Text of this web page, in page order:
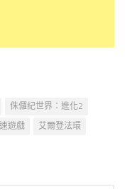
侏儸紀世界：進化2
遊戲
艾爾登法環